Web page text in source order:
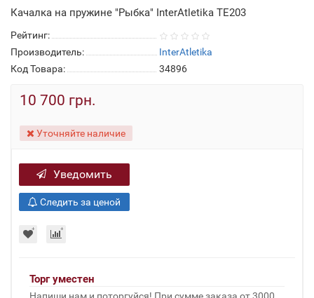
Качалка на пружине "Рыбка" InterAtletika TE203
Рейтинг:
Производитель:
InterAtletika
Код Товара:
34896
10 700 грн.
Уточняйте наличие
Уведомить
Следить за ценой
Торг уместен